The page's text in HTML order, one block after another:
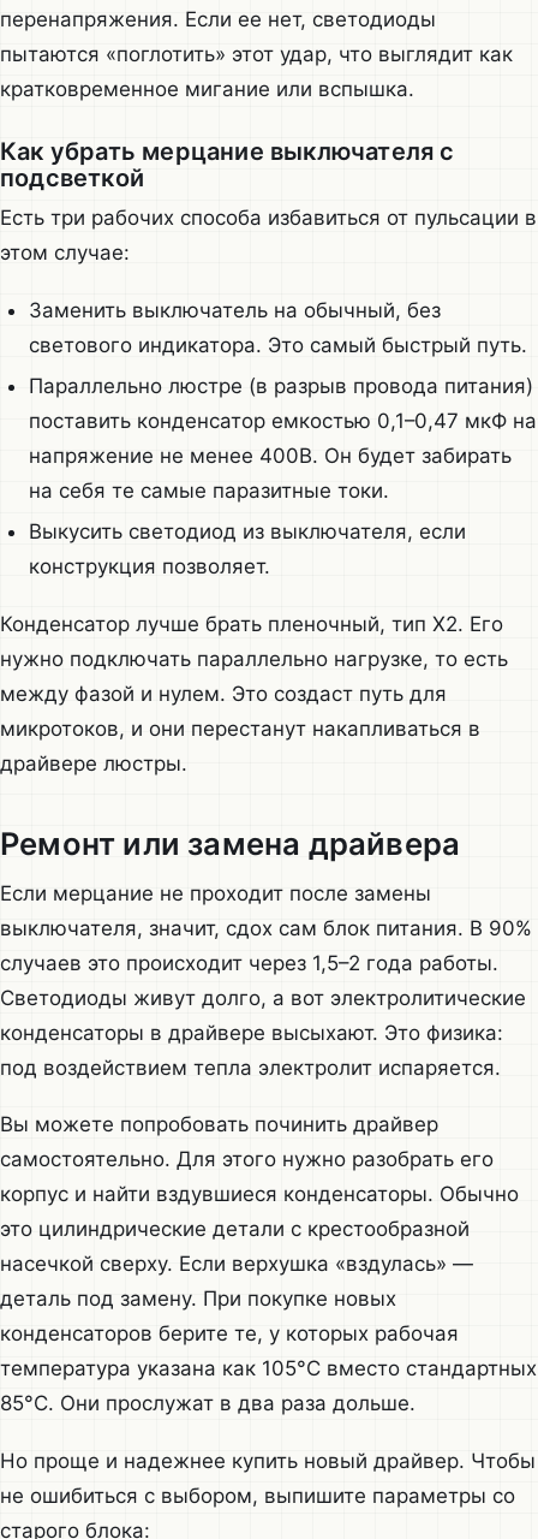
перенапряжения. Если ее нет, светодиоды
пытаются «поглотить» этот удар, что выглядит как
кратковременное мигание или вспышка.
Как убрать мерцание выключателя с
подсветкой
Есть три рабочих способа избавиться от пульсации в
этом случае:
Заменить выключатель на обычный, без
светового индикатора. Это самый быстрый путь.
Параллельно люстре (в разрыв провода питания)
поставить конденсатор емкостью 0,1–0,47 мкФ на
напряжение не менее 400В. Он будет забирать
на себя те самые паразитные токи.
Выкусить светодиод из выключателя, если
конструкция позволяет.
Конденсатор лучше брать пленочный, тип X2. Его
нужно подключать параллельно нагрузке, то есть
между фазой и нулем. Это создаст путь для
микротоков, и они перестанут накапливаться в
драйвере люстры.
Ремонт или замена драйвера
Если мерцание не проходит после замены
выключателя, значит, сдох сам блок питания. В 90%
случаев это происходит через 1,5–2 года работы.
Светодиоды живут долго, а вот электролитические
конденсаторы в драйвере высыхают. Это физика:
под воздействием тепла электролит испаряется.
Вы можете попробовать починить драйвер
самостоятельно. Для этого нужно разобрать его
корпус и найти вздувшиеся конденсаторы. Обычно
это цилиндрические детали с крестообразной
насечкой сверху. Если верхушка «вздулась» —
деталь под замену. При покупке новых
конденсаторов берите те, у которых рабочая
температура указана как 105°C вместо стандартных
85°C. Они прослужат в два раза дольше.
Но проще и надежнее купить новый драйвер. Чтобы
не ошибиться с выбором, выпишите параметры со
старого блока: